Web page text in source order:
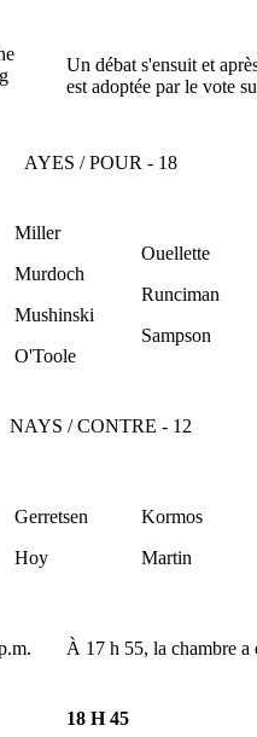
Un débat s'ensuit et
est adoptée par le vote
AYES / POUR - 18
Miller
Murdoch
Mushinski
O'Toole
Ouellette
Runciman
Sampson
NAYS / CONTRE - 12
Gerretsen
Hoy
Kormos
Martin
À 17 h 55, la chambre a
18 H 45